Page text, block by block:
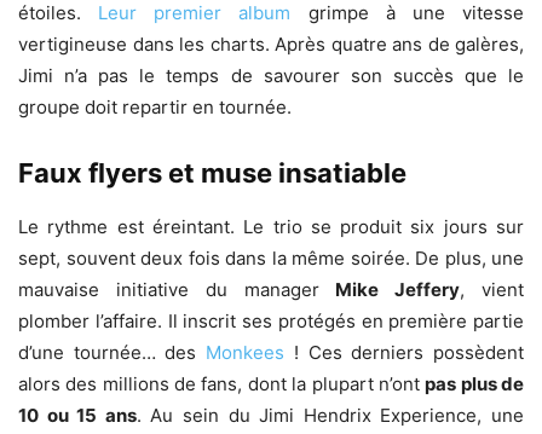
étoiles. Leur premier album grimpe à une vitesse
vertigineuse dans les charts. Après quatre ans de galères,
Jimi n’a pas le temps de savourer son succès que le
groupe doit repartir en tournée.
Faux flyers et muse insatiable
Le rythme est éreintant. Le trio se produit six jours sur
sept, souvent deux fois dans la même soirée. De plus, une
mauvaise initiative du manager Mike Jeffery, vient
plomber l’affaire. Il inscrit ses protégés en première partie
d’une tournée… des Monkees ! Ces derniers possèdent
alors des millions de fans, dont la plupart n’ontpas plus de
10 ou 15 ans. Au sein du Jimi Hendrix Experience, une